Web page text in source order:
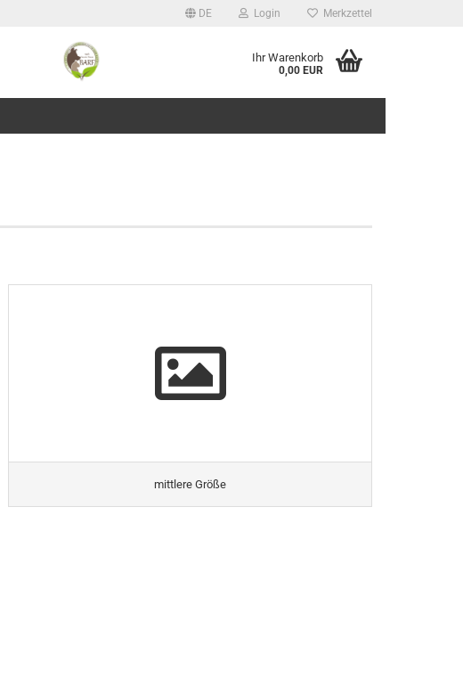
DE Login Merkzettel
Ihr Warenkorb
0,00 EUR
mittlere Größe